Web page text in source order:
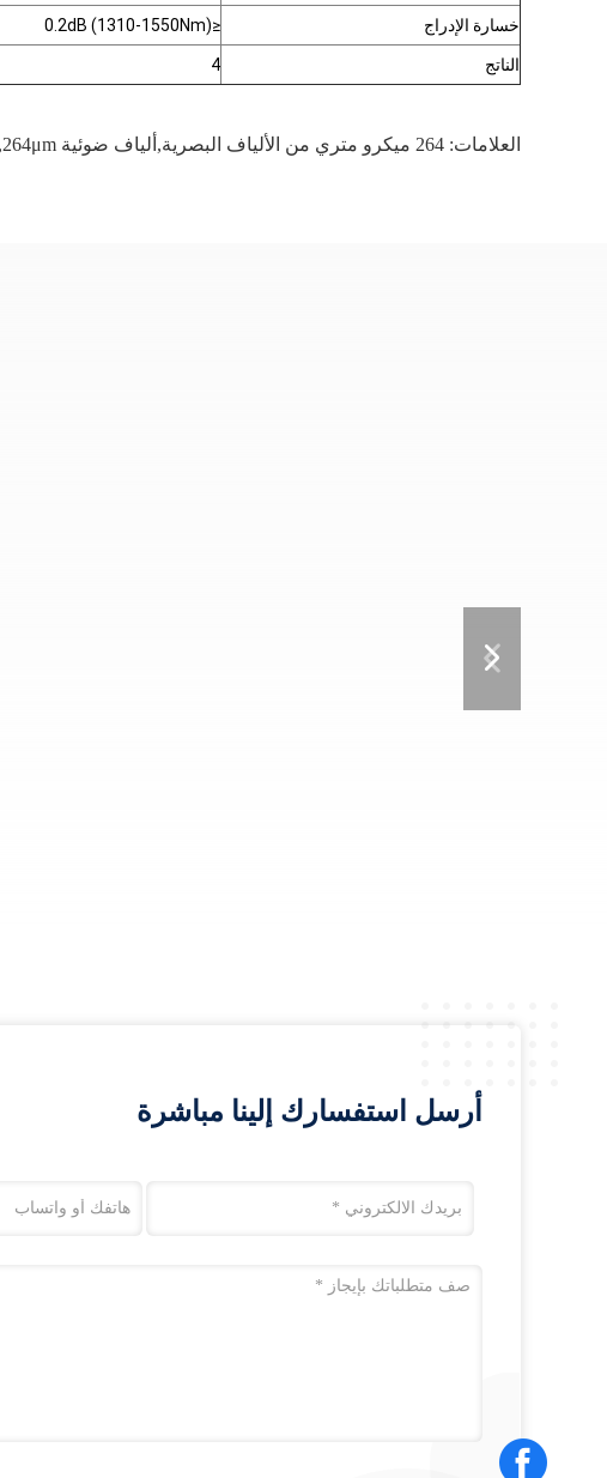
خسارة الإدراج ≤0.2dB (1310-1550Nm)
الناتج 4
العلامات: 264 ميكرو متري من الألياف البصرية,ألياف ضوئية SCFC,264μm فوهة الألياف البصرية
أرسل استفسارك إلينا مباشرة